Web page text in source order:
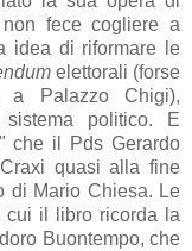
fece cogliere a
idea di riformare le
elettorali (forse
a Palazzo Chigi),
politico. E
che il Pds Gerardo
quasi alla fine
di Mario Chiesa. Le
cui il libro ricorda la
Buontempo, che